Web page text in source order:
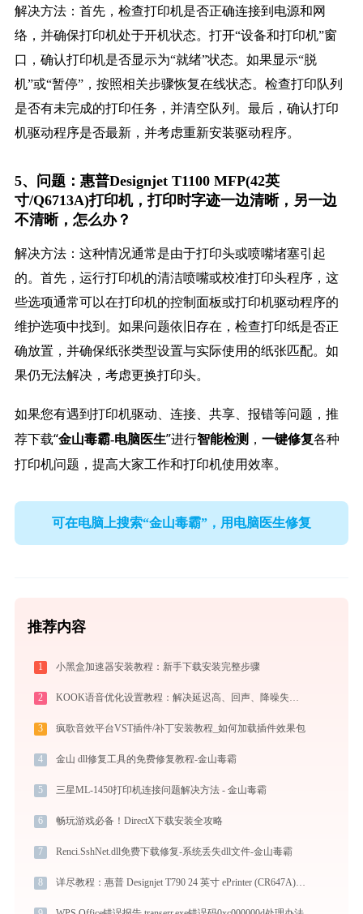
解决方法：首先，检查打印机是否正确连接到电源和网
络，并确保打印机处于开机状态。打开“设备和打印机”窗
口，确认打印机是否显示为“就绪”状态。如果显示“脱
机”或“暂停”，按照相关步骤恢复在线状态。检查打印队列
是否有未完成的打印任务，并清空队列。最后，确认打印
机驱动程序是否最新，并考虑重新安装驱动程序。
5、问题：惠普Designjet T1100 MFP(42英
寸/Q6713A)打印机，打印时字迹一边清晰，另一边
不清晰，怎么办？
解决方法：这种情况通常是由于打印头或喷嘴堵塞引起
的。首先，运行打印机的清洁喷嘴或校准打印头程序，这
些选项通常可以在打印机的控制面板或打印机驱动程序的
维护选项中找到。如果问题依旧存在，检查打印纸是否正
确放置，并确保纸张类型设置与实际使用的纸张匹配。如
果仍无法解决，考虑更换打印头。
如果您有遇到打印机驱动、连接、共享、报错等问题，推
荐下载“金山毒霸-电脑医生”进行智能检测， 一键修复各种
打印机问题，提高大家工作和打印机使用效率。
可在电脑上搜索“金山毒霸”，用电脑医生修复
推荐内容
1 小黑盒加速器安装教程：新手下载安装完整步骤
2 KOOK语音优化设置教程：解决延迟高、回声、降噪失效问题
3 疯歌音效平台VST插件/补丁安装教程_如何加载插件效果包
4 金山 dll修复工具的免费修复教程-金山毒霸
5 三星ML-1450打印机连接问题解决方法 - 金山毒霸
6 畅玩游戏必备！DirectX下载安装全攻略
7 Renci.SshNet.dll免费下载修复-系统丢失dll文件-金山毒霸
8 详尽教程：惠普 Designjet T790 24 英寸 ePrinter (CR647A)打印机驱动的正确下载与安装方式